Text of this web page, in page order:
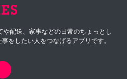
配送、家事などの日常のちょっとし
をしたい人をつなげるアプリです。